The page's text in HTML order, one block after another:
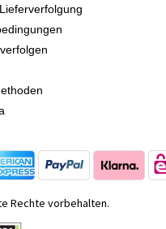
Rechte vorbehalten.